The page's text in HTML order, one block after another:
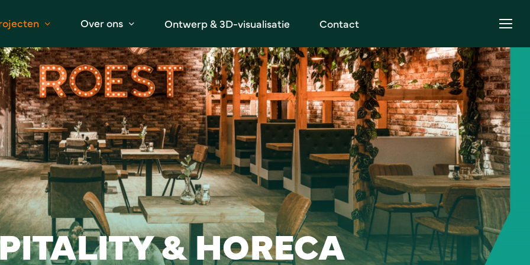
Over ons Ontwerp & 3D-visualisatie Contact Menu
& HORECA